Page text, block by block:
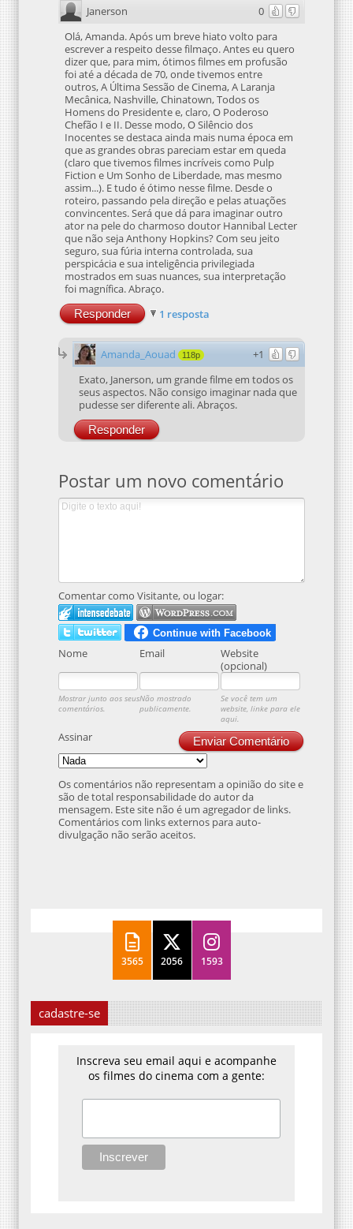
0
Janerson
Olá, Amanda. Após um breve hiato volto para
escrever a respeito desse filmaço. Antes eu quero
dizer que, para mim, ótimos filmes em profusão
foi até a década de 70, onde tivemos entre
outros, A Última Sessão de Cinema, A Laranja
Mecânica, Nashville, Chinatown, Todos os
Homens do Presidente e, claro, O Poderoso
Chefão I e II. Desse modo, O Silêncio dos
Inocentes se destaca ainda mais numa época em
que as grandes obras pareciam estar em queda
(claro que tivemos filmes incríveis como Pulp
Fiction e Um Sonho de Liberdade, mas mesmo
assim...). E tudo é ótimo nesse filme. Desde o
roteiro, passando pela direção e pelas atuações
convincentes. Será que dá para imaginar outro
ator na pele do charmoso doutor Hannibal Lecter
que não seja Anthony Hopkins? Com seu jeito
seguro, sua fúria interna controlada, sua
perspicácia e sua inteligência privilegiada
mostrados em suas nuances, sua interpretação
foi magnífica. Abraço.
Responder 1 resposta
+1
Amanda_Aouad 118p
Exato, Janerson, um grande filme em todos os
seus aspectos. Não consigo imaginar nada que
pudesse ser diferente ali. Abraços.
Responder
Postar um novo comentário
Comentar como Visitante, ou logar:
Nome Email
Website
(opcional)
Mostrar junto aos seus
comentários.
Não mostrado
publicamente.
Se você tem um
website, linke para ele
aqui.
Enviar Comentário
Assinar
Os comentários não representam a opinião do site e
são de total responsabilidade do autor da
mensagem. Este site não é um agregador de links.
Comentários com links externos para auto-
divulgação não serão aceitos.
3565 2056 1593
cadastre-se
Inscreva seu email aqui e acompanhe
os filmes do cinema com a gente: